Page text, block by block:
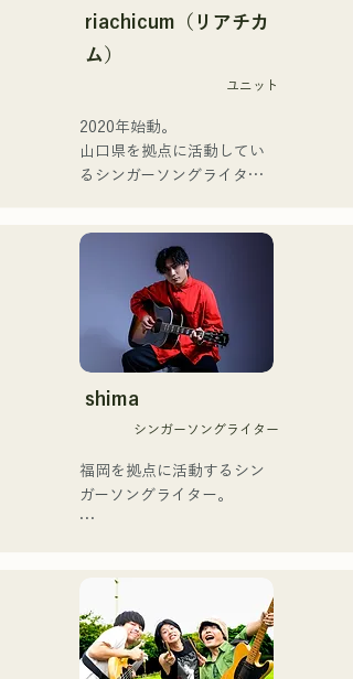
(Keyboard/Guitar) của
Zigzaguzu, Taisei (Trống)
trước đây của meow, Yuya
Suehiro (Guitar) của the
của xanadoo.
[ĐĨA ĐƠN MỚI]
World is Love," sẽ được
phát hành vào ngày 25
tháng 6 năm 2025.
務める。
デルやタレントとしても活
躍中。世界的有名なオーデ
ゴットタレント」で日本人
の芸人史上初のゴールデン
ブザーを獲得し、その後ス
もゴールデンブザーを獲得
した、ノボせもんなべの応
援歌「ゴールデンブザー」
や、アメリカ留学時代の心
友とコライトした本格的カ
ントリーソング「Life Goes
それらの楽曲を揃えた自身
初のフルアルバム「ONE
2025.12.31にリリースし、
iTunesカントリーアルバム
て」、FBS「福岡く
ん。」、「発見らくちゃ
く！」やFUKUOKA
STREET PARTY、
riachicum（リアチカ
ム）
ユニット
2020年始動。
山口県を拠点に活動してい
るシンガーソングライター
ユニット
コロナ禍に入り、音楽で山
口県を盛り上げたいという
思いからユニットを始動。
当初は動画配信サイトでの
活動のみだったが、2020年
12月より、山口県の地元イ
地元音楽イベントやライブ
ハウスを中心にパフォーマ
ンスをしている。
shima
シンガーソングライター
福岡を拠点に活動するシン
ガーソングライター。
ードの繊細さを併せ持つ楽
曲を届けている。